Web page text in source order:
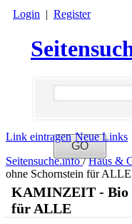
Login | Register
Link eintragen Neue Links
Seitensuche.info/ Haus &
ohne Schornstein für ALLE
KAMINZEIT - Bio
für ALLE